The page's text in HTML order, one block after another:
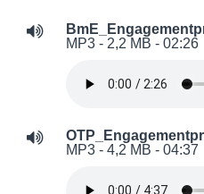
MP3 - 2,2 MB - 02:26
MP3 - 4,2 MB - 04:37